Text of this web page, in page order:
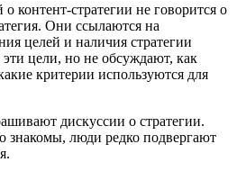
контент-стратегии не говорится о
Они ссылаются на
целей и наличия стратегии
цели, но не обсуждают, как
критерии используются для
дискуссии о стратегии.
знакомы, люди редко подвергают